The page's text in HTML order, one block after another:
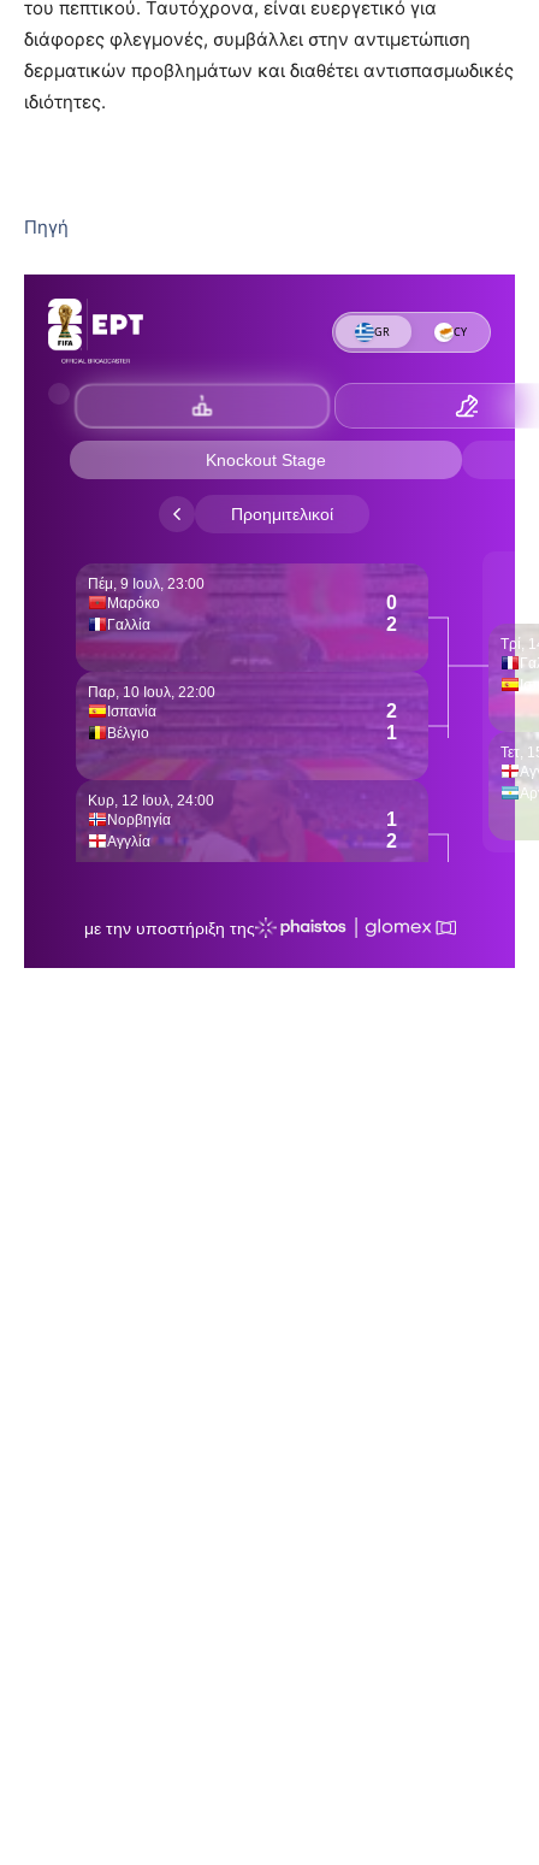
του πεπτικού. Ταυτόχρονα, είναι ευεργετικό για
διάφορες φλεγμονές, συμβάλλει στην αντιμετώπιση
δερματικών προβλημάτων και διαθέτει αντισπασμωδικές
ιδιότητες.
Πηγή